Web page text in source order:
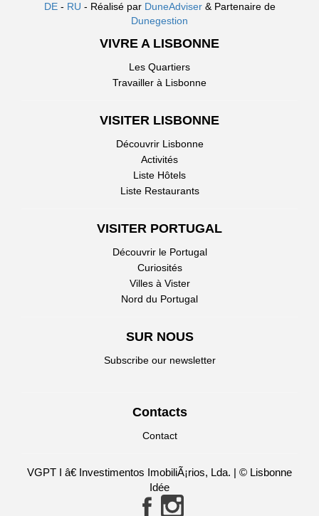
DE- RU - Réalisé par DuneAdviser & Partenaire de
Dunegestion
VIVRE A LISBONNE
Les Quartiers
Travailler à Lisbonne
VISITER LISBONNE
Découvrir Lisbonne
Activités
Liste Hôtels
Liste Restaurants
VISITER PORTUGAL
Découvrir le Portugal
Curiosités
Villes à Vister
Nord du Portugal
SUR NOUS
Subscribe our newsletter
Contacts
Contact
VGPT I â€ Investimentos ImobiliÃ¡rios, Lda. | © Lisbonne
Idée